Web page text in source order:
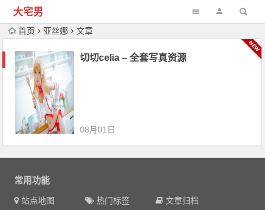
大宅男
首页 亚丝娜 文章
切切celia – 全套写真资源
08月01日
常用功能
站点地图 热门标签
文章归档